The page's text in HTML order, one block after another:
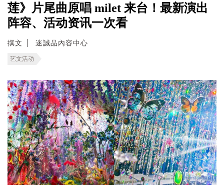
莲》片尾曲原唱 milet 来台！最新演出
阵容、活动资讯一次看
撰文 迷誠品內容中心
艺文活动